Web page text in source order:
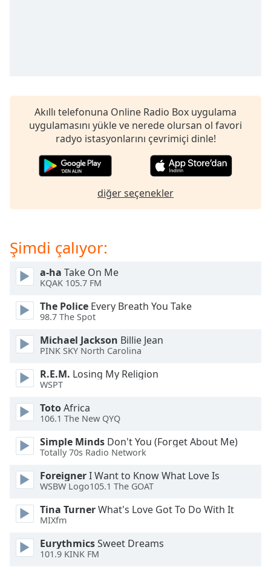
subtitles
settings
opens
subtitles
settings
dialog
subtitles
Picture-
Picture
Fullscreen
This
modal
window.
Beginning
dialog
window.
Escape
and
close
window.
Text
Color
Akıllı telefonuna Online Radio Box uygulama
uygulamasını yükle ve nerede olursan ol favori
radyo istasyonlarını çevrimiçi dinle!
diğer seçenekler
Şimdi çalıyor:
a-ha Take On Me
KQAK 105.7 FM
The Police Every Breath You Take
98.7 The Spot
Michael Jackson Billie Jean
PINK SKY North Carolina
R.E.M. Losing My Religion
WSPT
TotoAfrica
106.1 The New QYQ
Simple Minds Don't You (Forget About Me)
Totally 70s Radio Network
ForeignerI Want to Know What Love Is
WSBW Logo105.1 The GOAT
Tina TurnerWhat's Love Got To Do With It
MIXfm
EurythmicsSweet Dreams
101.9 KINK FM